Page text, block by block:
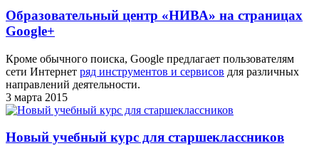
Образовательный центр «НИВА» на страницах
Google+
Кроме обычного поиска, Google предлагает пользователям
сети Интернет ряд инструментов и сервисов для различных
направлений деятельности.
3 марта 2015
Новый учебный курс для старшеклассников